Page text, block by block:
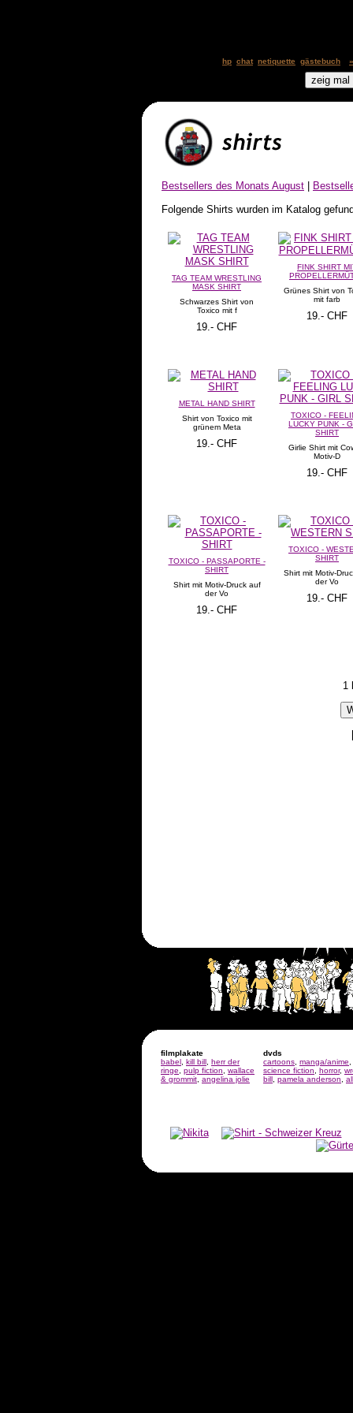
hp chat netiquette gästebuch
Bestsellers des Monats August
Folgende Shirts wurden im Katalog
TAG TEAM WRESTLING
MASK SHIRT
Schwarzes Shirt von
Toxico mit f
19.- CHF
FINK SHIRT
Grünes Shirt von
mit farb
19.- CHF
METAL HAND SHIRT
Shirt von Toxico mit
grünem Meta
19.- CHF
TOXICO -
LUCKY PUNK -
SHIRT
Girlie Shirt mit
Motiv-D
19.- CHF
TOXICO - PASSAPORTE -
SHIRT
Shirt mit Motiv-Druck auf
der Vo
19.- CHF
TOXICO -
SHIRT
Shirt mit Motiv-
der Vo
19.- CHF
1
filmplakate
babel kill bill herr der
ringe
pulp fiction
wallace
& grommit angelina jolie
dvds
cartoons manga/anime
science fiction
horror,
bill pamela anderson